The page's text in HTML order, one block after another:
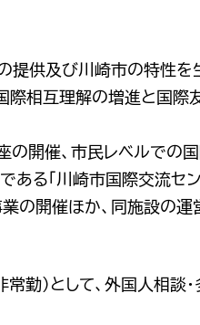
供及び川崎市の特性
際相互理解の増進と国
の開催、市民レベルで
る「川崎市国際交流セン
の開催ほか、同施設の運
勤）として、外国人相